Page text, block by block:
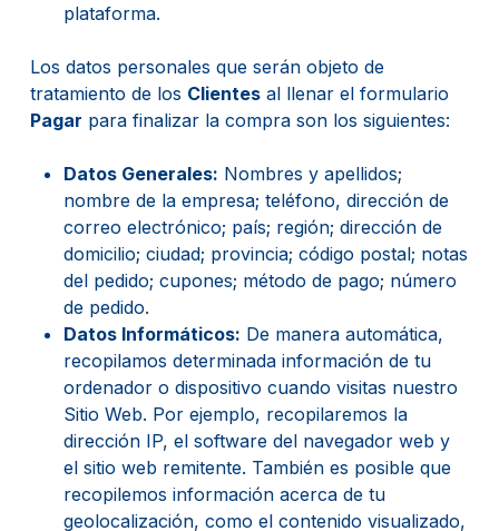
plataforma.
Los datos personales que serán objeto de
tratamiento de los Clientesal llenar el formulario
Pagar para finalizar la compra son los siguientes:
Datos Generales: Nombres y apellidos;
nombre de la empresa; teléfono, dirección de
correo electrónico; país; región; dirección de
domicilio; ciudad; provincia; código postal; notas
del pedido; cupones; método de pago; número
de pedido.
Datos Informáticos: De manera automática,
recopilamos determinada información de tu
ordenador o dispositivo cuando visitas nuestro
Sitio Web. Por ejemplo, recopilaremos la
dirección IP, el software del navegador web y
el sitio web remitente. También es posible que
recopilemos información acerca de tu
geolocalización, como el contenido visualizado,